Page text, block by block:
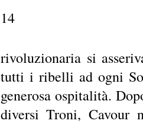
14
rivoluzionaria si
tutti i ribelli ad ogni
generosa ospitalità.
diversi Troni, Cavour